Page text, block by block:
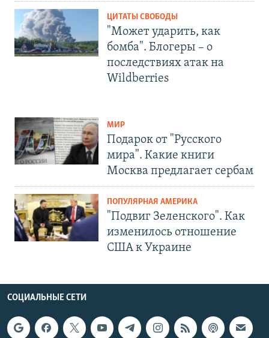
ЦИТАТЫ СВОБОДЫ
"Может ударить, как
бомба". Блогеры – о
последствиях атак на
Wildberries
МИР
Подарок от "Русского
мира". Какие книги
Москва предлагает сербам
ПОПУЛЯРНАЯ АМЕРИКА
"Подвиг Зеленского". Как
изменилось отношение
США к Украине
СОЦИАЛЬНЫЕ СЕТИ